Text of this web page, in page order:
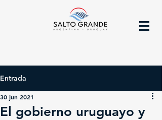
Entrada
El gobierno uruguayo y
30 jun 2021